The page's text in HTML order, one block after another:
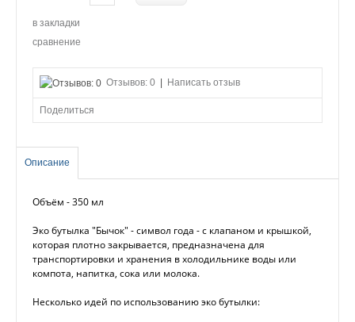
в закладки
сравнение
Отзывов: 0 Написать отзыв
Поделиться
Описание
Объём - 350 мл
Эко бутылка "Бычок" - символ года - с клапаном и крышкой,
которая плотно закрывается, предназначена для
транспортировки и хранения в холодильнике воды или
компота, напитка, сока или молока.
Несколько идей по использованию эко бутылки: